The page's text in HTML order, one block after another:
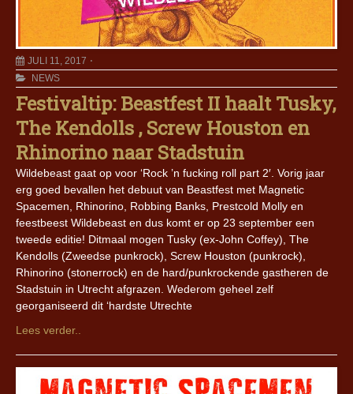
JULI 11, 2017
NEWS
Festivaltip: Beastfest II haalt Tusky,
The Kendolls , Screw Houston en
Rhinorino naar Stadstuin
Wildebeast gaat op voor ‘Rock ’n fucking roll part 2′. Vorig jaar
erg goed bevallen het debuut van Beastfest met Magnetic
Spacemen, Rhinorino, Robbing Banks, Prestcold Molly en
feestbeest Wildebeast en dus komt er op 23 september een
tweede editie! Ditmaal mogen Tusky (ex-John Coffey), The
Kendolls (Zweedse punkrock), Screw Houston (punkrock),
Rhinorino (stonerrock) en de hard/punkrockende gastheren de
Stadstuin in Utrecht afgrazen. Wederom geheel zelf
georganiseerd dit ‘hardste Utrechte
Lees verder..